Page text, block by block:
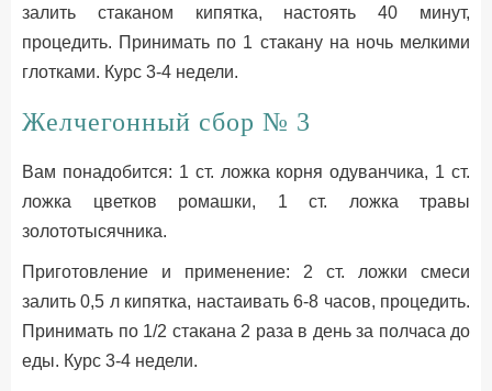
залить стаканом кипятка, настоять 40 минут,
процедить. Принимать по 1 стакану на ночь мелкими
глотками. Курс 3-4 недели.
Желчегонный сбор № 3
Вам понадобится: 1 ст. ложка корня одуванчика, 1 ст.
ложка цветков ромашки, 1 ст. ложка травы
золототысячника.
Приготовление и применение: 2 ст. ложки смеси
залить 0,5 л кипятка, настаивать 6-8 часов, процедить.
Принимать по 1/2 стакана 2 раза в день за полчаса до
еды. Курс 3-4 недели.